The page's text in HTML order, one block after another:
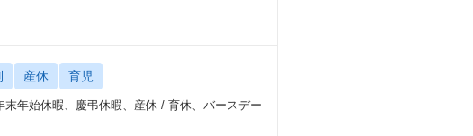
産休 育児
年始休暇、慶弔休暇、産休 / 育休、バースデー